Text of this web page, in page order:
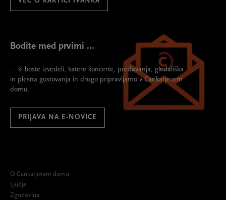
Bodite med prvimi ...
... ki boste izvedeli, katere koncerte, predavanja, gledališka
in plesna gostovanja in drugo pripravljamo v Cankarjevem
domu.
PRIJAVA NA E-NOVICE
O Cankarjevem domu
Ljudje
Zgodovina